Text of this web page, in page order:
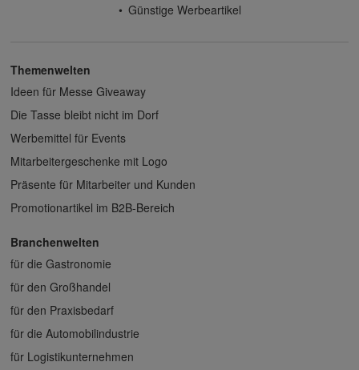
Günstige Werbeartikel
Themenwelten
Ideen für Messe Giveaway
Die Tasse bleibt nicht im Dorf
Werbemittel für Events
Mitarbeitergeschenke mit Logo
Präsente für Mitarbeiter und Kunden
Promotionartikel im B2B-Bereich
Branchenwelten
für die Gastronomie
für den Großhandel
für den Praxisbedarf
für die Automobilindustrie
für Logistikunternehmen